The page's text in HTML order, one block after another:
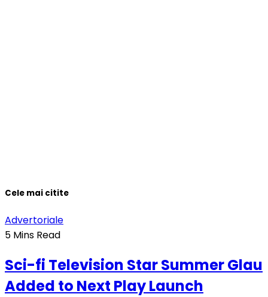
Cele mai citite
Advertoriale
5 Mins Read
Sci-fi Television Star Summer Glau
Added to Next Play Launch